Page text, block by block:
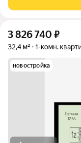
квартире был сделан
3 826 740 ₽
32,4 м² 1-комн.
новостройка